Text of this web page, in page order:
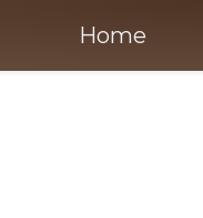
Home